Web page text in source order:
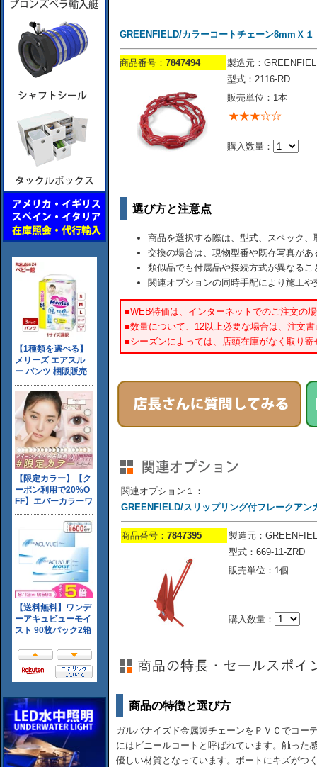
GREENFIELD/カラーコートチェーン8mmＸ１
商品番号： 7847494
製造元：
型式：2116-RD
販売単位：1本
購入数量：
選び方と注意点
商品を選択する際は、型式、スペック
交換の場合は、現物型番や既存写真が
類似品でも付属品や接続方式が異なるこ
関連オプションの同時手配により施工
■WEB特価は、インターネットでのご注文の
■数量について、12以上必要な場合は、注文
■シーズンによっては、店頭在庫がなく取り
関連オプション１：
GREENFIELD/スリップリング付フレークアン
商品番号： 7847395
製造元：
型式：669-11-ZRD
販売単位：1個
購入数量：
商品の特徴と選び方
ガルバナイズド金属製チェーンをＰＶＣでコー
にはビニールコートと呼ばれています。触った
優しい材質となっています。ボートにキズがつ